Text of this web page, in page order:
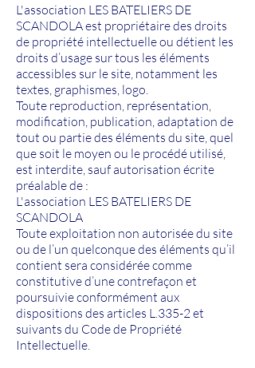
L'association LES BATELIERS DE
SCANDOLA est propriétaire des droits
de propriété intellectuelle ou détient les
droits d’usage sur tous les éléments
accessibles sur le site, notamment les
textes, graphismes, logo.
Toute reproduction, représentation,
modification, publication, adaptation de
tout ou partie des éléments du site, quel
que soit le moyen ou le procédé utilisé,
est interdite, sauf autorisation écrite
préalable de :
L'association LES BATELIERS DE
SCANDOLA
Toute exploitation non autorisée du site
ou de l’un quelconque des éléments qu’il
contient sera considérée comme
constitutive d’une contrefaçon et
poursuivie conformément aux
dispositions des articles L.335-2 et
suivants du Code de Propriété
Intellectuelle.